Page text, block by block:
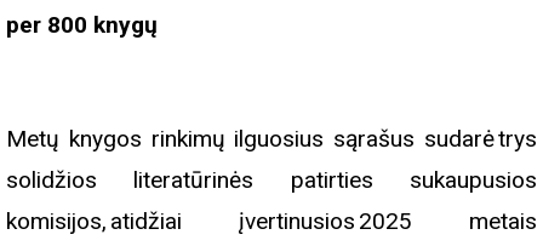
per 800 knygų
Metų knygos rinkimų ilguosius sąrašus sudarė trys
solidžios literatūrinės patirties sukaupusios
komisijos, atidžiai įvertinusios 2025 metais